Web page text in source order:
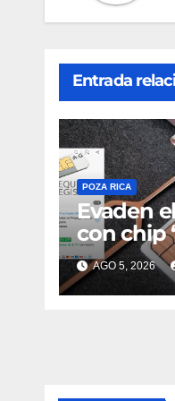
Entrada
POZA RICA
Evaden
con chip
AGO 5, 2026